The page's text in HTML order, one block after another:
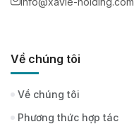
Về chúng tôi
Về chúng tôi
Phương thức hợp tác